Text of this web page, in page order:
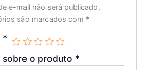
e-mail não será publicado.
são marcados com *
*
sobre o produto *